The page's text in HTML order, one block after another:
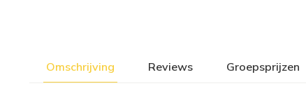
Omschrijving Reviews Groepsprijzen